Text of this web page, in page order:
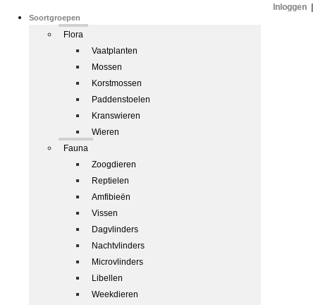
Soortgroepen
Flora
Vaatplanten
Mossen
Korstmossen
Paddenstoelen
Kranswieren
Wieren
Fauna
Zoogdieren
Reptielen
Amfibieën
Vissen
Dagvlinders
Nachtvlinders
Microvlinders
Libellen
Weekdieren
Inloggen